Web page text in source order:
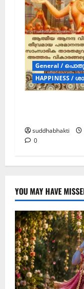
General /
HAPPINESS /
suddhabhakti
0
YOU MAY HAVE